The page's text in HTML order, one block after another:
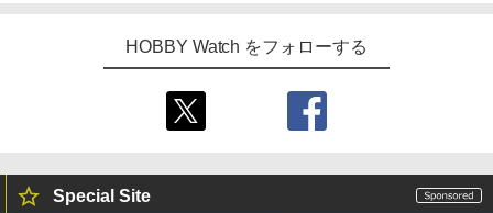
HOBBY Watch をフォローする
Special Site